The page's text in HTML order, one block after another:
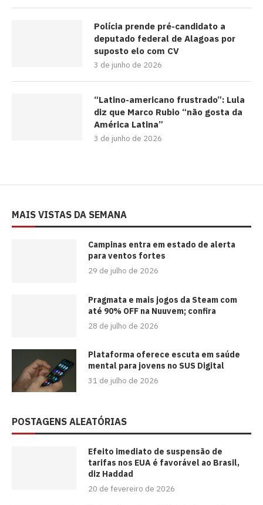
Polícia prende pré-candidato a
deputado federal de Alagoas por
suposto elo com CV
3 de junho de 2026
“Latino-americano frustrado”: Lula
diz que Marco Rubio “não gosta da
América Latina”
3 de junho de 2026
MAIS VISTAS DA SEMANA
Campinas entra em estado de alerta
para ventos fortes
29 de julho de 2026
Pragmata e mais jogos da Steam com
até 90% OFF na Nuuvem; confira
28 de julho de 2026
Plataforma oferece escuta em saúde
mental para jovens no SUS Digital
31 de julho de 2026
POSTAGENS ALEATÓRIAS
Efeito imediato de suspensão de
tarifas nos EUA é favorável ao Brasil,
diz Haddad
20 de fevereiro de 2026